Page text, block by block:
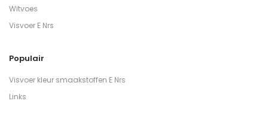
Witvoes
Visvoer E Nrs
Populair
Visvoer kleur smaakstoffen E Nrs
Links